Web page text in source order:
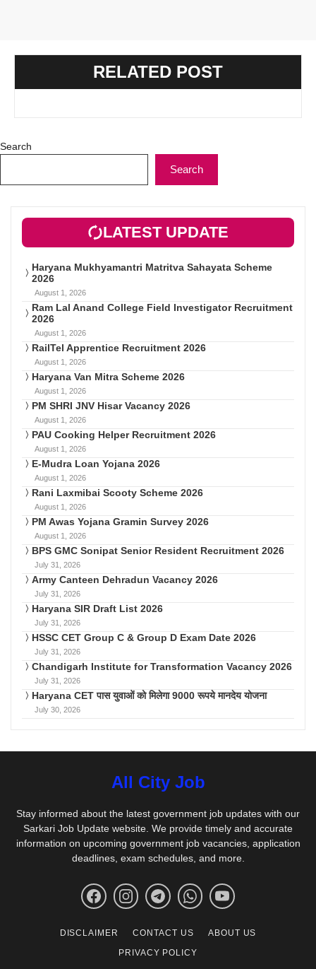
RELATED POST
Search
Search
LATEST UPDATE
Haryana Mukhyamantri Matritva Sahayata Scheme
2026
August 1, 2026
Ram Lal Anand College Field Investigator Recruitment
2026
August 1, 2026
RailTel Apprentice Recruitment 2026
August 1, 2026
Haryana Van Mitra Scheme 2026
August 1, 2026
PM SHRI JNV Hisar Vacancy 2026
August 1, 2026
PAU Cooking Helper Recruitment 2026
August 1, 2026
E-Mudra Loan Yojana 2026
August 1, 2026
Rani Laxmibai Scooty Scheme 2026
August 1, 2026
PM Awas Yojana Gramin Survey 2026
August 1, 2026
BPS GMC Sonipat Senior Resident Recruitment 2026
July 31, 2026
Army Canteen Dehradun Vacancy 2026
July 31, 2026
Haryana SIR Draft List 2026
July 31, 2026
HSSC CET Group C & Group D Exam Date 2026
July 31, 2026
Chandigarh Institute for Transformation Vacancy 2026
July 31, 2026
Haryana CET पास युवाओं को मिलेगा 9000 रूपये मानदेय योजना
July 30, 2026
All City Job
Stay informed about the latest government job updates with our
Sarkari Job Update website. We provide timely and accurate
information on upcoming government job vacancies, application
deadlines, exam schedules, and more.
DISCLAIMER CONTACT US
ABOUT US
PRIVACY POLICY